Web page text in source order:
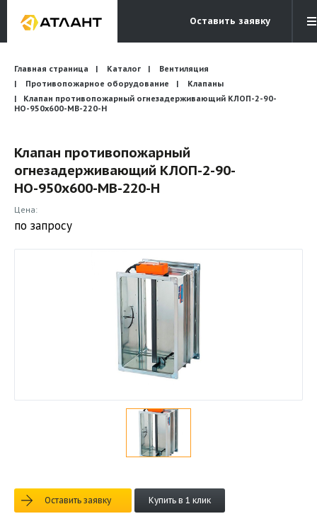
Оставить заявку
Электронная почта
info@atlantcompany.ru
Бесплатный звонок
8 (495) 532-45-07
Бренды
Каталоги
Бланки запросов
Главная страница Каталог
Вентиляция
Противопожарное оборудование
Клапаны
Клапан противопожарный огнезадерживающий КЛОП-2-90-
НО-950х600-МВ-220-Н
Клапан противопожарный
огнезадерживающий КЛОП-2-90-
НО-950х600-МВ-220-Н
Цена:
по запросу
Оставить заявку Купить в 1 клик